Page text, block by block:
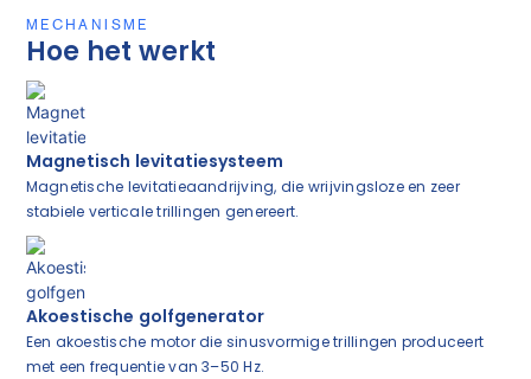
MECHANISME
Hoe het werkt
Magnetisch levitatiesysteem
Magnetische levitatieaandrijving, die wrijvingsloze en zeer
stabiele verticale trillingen genereert.
Akoestische golfgenerator
Een akoestische motor die sinusvormige trillingen produceert
met een frequentie van 3–50 Hz.